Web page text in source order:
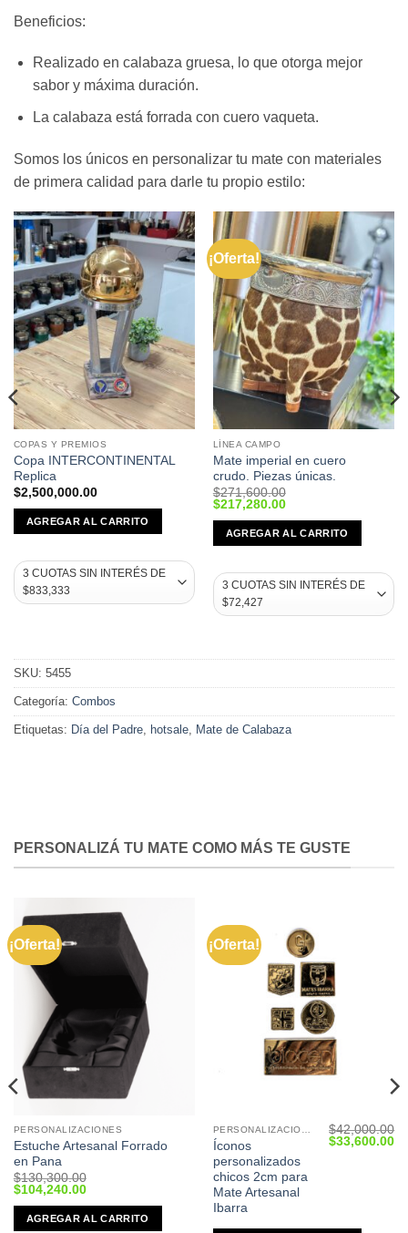
Beneficios:
Realizado en calabaza gruesa, lo que otorga mejor
sabor y máxima duración.
La calabaza está forrada con cuero vaqueta.
Somos los únicos en personalizar tu mate con materiales
de primera calidad para darle tu propio estilo:
COPAS Y PREMIOS
Copa INTERCONTINENTAL
Replica
$2,500,000.00
AGREGAR AL CARRITO
¡Oferta!
LÍNEA CAMPO
Mate imperial en cuero
crudo. Piezas únicas.
$271,600.00
Original
was:
$271,600.00.
$217,280.00Current
is:
$217,280.00.
AGREGAR AL CARRITO
SKU: 5455
Categoría: Combos
Etiquetas: Día del Padre hotsale Mate de Calabaza
PERSONALIZÁ TU MATE COMO MÁS TE GUSTE
¡Oferta!
PERSONALIZACIONES
Estuche Artesanal Forrado
en Pana
$130,300.00
Original
was:
$130,300.00.
$104,240.00Current
is:
$104,240.00.
AGREGAR AL CARRITO
¡Oferta!
PERSONALIZACIONES
Íconos
personalizados
chicos 2cm para
Mate Artesanal
Ibarra
$42,000.00
Original
$33,600.00